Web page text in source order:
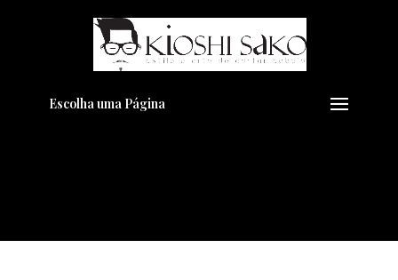
Escolha uma Página
Pensando em transformar seu
Visual??